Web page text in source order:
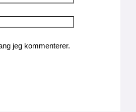
jeg kommenterer.